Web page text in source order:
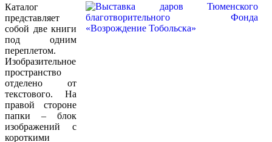
Каталог
представляет
собой две книги
под одним
переплетом.
Изобразительное
пространство
отделено от
текстового. На
правой стороне
папки – блок
изображений с
короткими